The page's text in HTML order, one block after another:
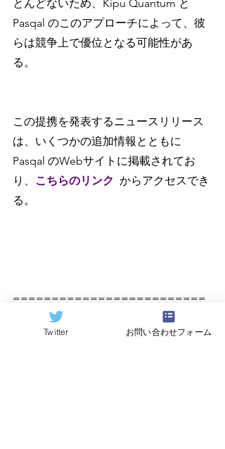
とんどないため、Kipu Quantum と
Pasqal のこのアプローチによって、彼
らは競争上で優位となる可能性があ
る。
この提携を発表するニュースリリース
は、いくつかの追加情報とともに
Pasqal のWebサイトに掲載されてお
り、 こちらのリンク からアクセスでき
る。
=========================
原記事（Quantum Computing
Twitter お問い合わせフォーム